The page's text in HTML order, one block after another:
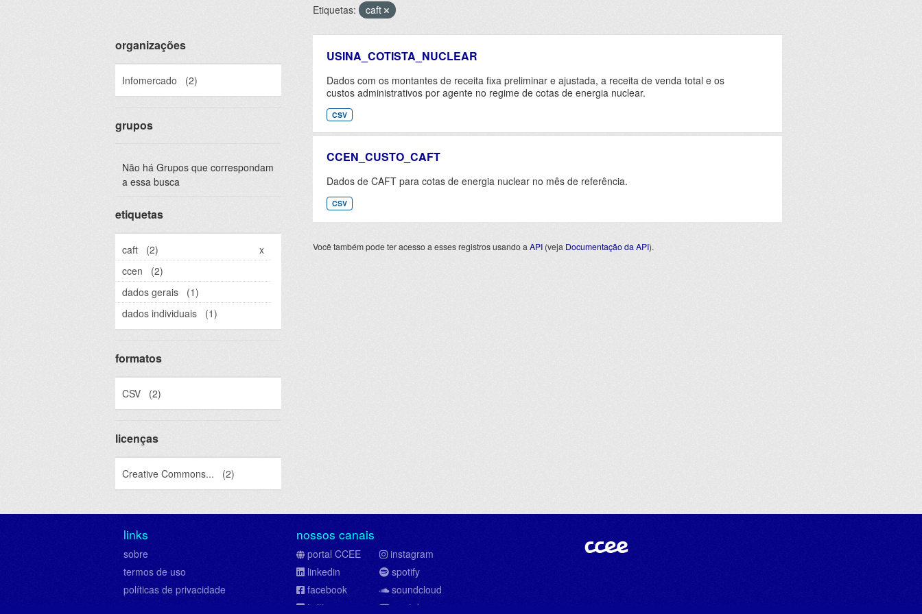
organizações
Infomercado (2)
grupos
Não há Grupos que correspondam
a essa busca
etiquetas
caft (2)
x
ccen
(2)
dados gerais
(1)
dados individuais
(1)
formatos
CSV (2)
licenças
Creative Commons... (2)
Etiquetas: caft
USINA_COTISTA_NUCLEAR
Dados com os montantes de receita fixa preliminar e ajustada, a receita de venda total e os
custos administrativos por agente no regime de cotas de energia nuclear.
CSV
CCEN_CUSTO_CAFT
Dados de CAFT para cotas de energia nuclear no mês de referência.
CSV
Você também pode ter acesso a esses registros usando a API (veja Documentação da API).
links
sobre
termos de uso
políticas de privacidade
nossos canais
portal CCEE
linkedin
facebook
twitter
instagram
spotify
soundcloud
youtube